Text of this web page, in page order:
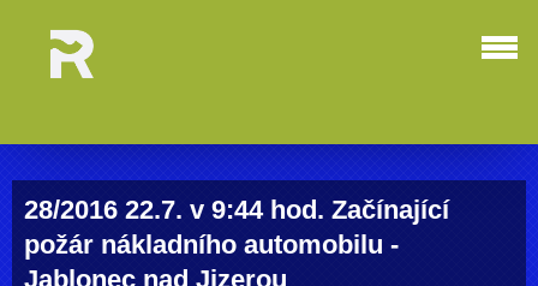
28/2016 22.7. v 9:44 hod. Začínající
požár nákladního automobilu -
Jablonec nad Jizerou